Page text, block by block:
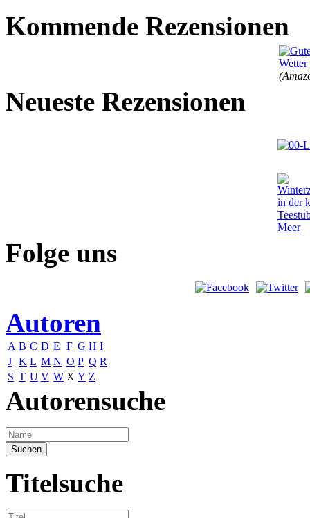
Kommende Rezensionen
Neueste Rezensionen
Folge uns
Autoren
A B C D E F G H I
J K L M N O P Q R
S T U V W X Y Z
Autorensuche
Titelsuche